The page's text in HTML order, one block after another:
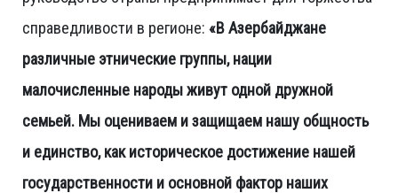
справедливости в регионе: «В Азербайджане
различные этнические группы, нации
малочисленные народы живут одной дружной
семьей. Мы оцениваем и защищаем нашу общность
и единство, как историческое достижение нашей
государственности и основной фактор наших